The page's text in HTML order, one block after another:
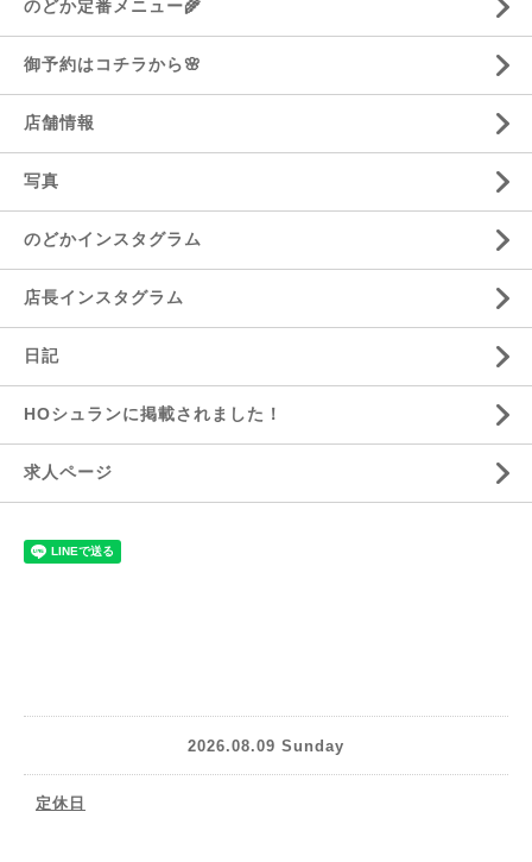
のどか定番メニュー🌾
御予約はコチラから🌸
店舗情報
写真
のどかインスタグラム
店長インスタグラム
日記
HOシュランに掲載されました！
求人ページ
2026.08.09 Sunday
定休日